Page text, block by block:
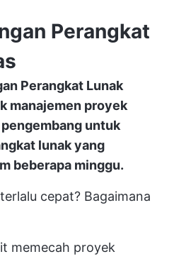
Perangkat
Perangkat Lunak
manajemen proyek
untuk
lunak yang
beberapa minggu.
cepat? Bagaimana
memecah proyek